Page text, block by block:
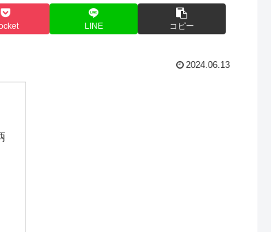
LINE コピー
2024.06.13